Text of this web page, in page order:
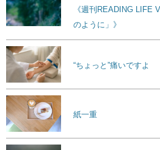
《週刊READING LIFE
のように」》
“ちょっと”痛いですよ
紙一重